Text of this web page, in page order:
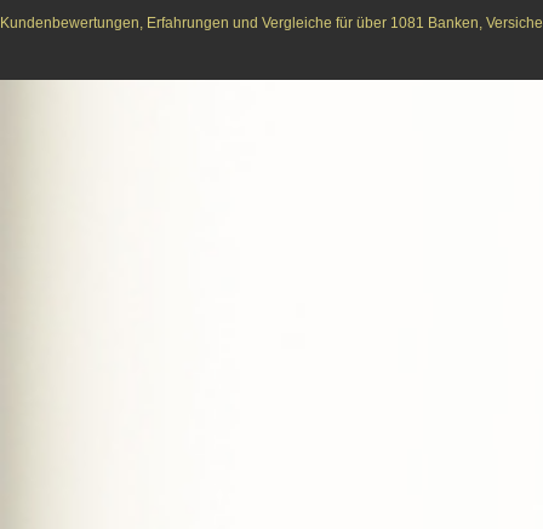
Kundenbewertungen, Erfahrungen und Vergleiche für über 1081 Banken,